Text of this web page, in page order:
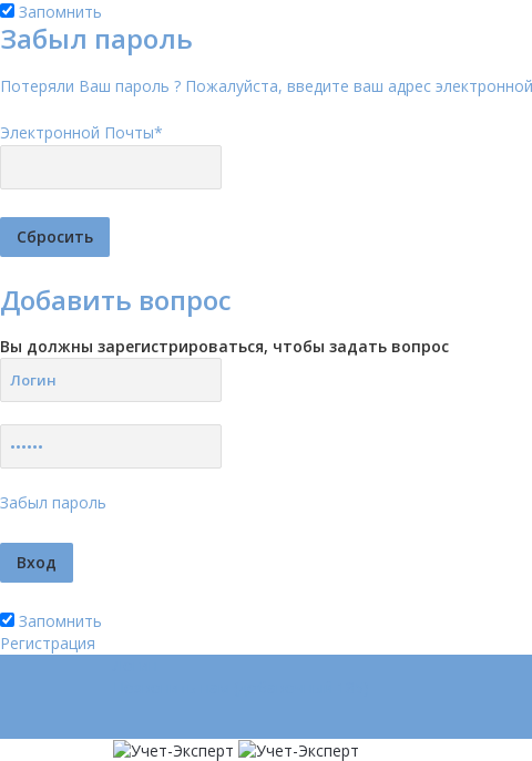
Запомнить
Забыл пароль
Потеряли Ваш пароль ? Пожалуйста, введите ваш адрес
Электронной Почты*
Добавить вопрос
Вы должны зарегистрироваться, чтобы задать вопрос
Забыл пароль
Запомнить
Регистрация